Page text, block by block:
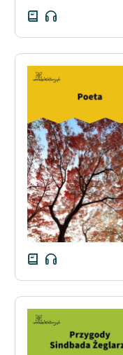
Deklaracja dostępności